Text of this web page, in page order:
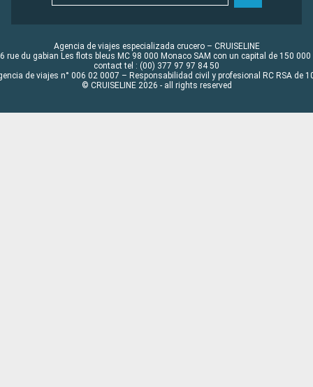
Agencia de viajes especializada crucero – CRUISELINE
rue du gabian Les flots bleus MC 98 000 Monaco SAM con un capital de 150 000
contact tel : (00) 377 97 97 84 50
de viajes n° 006 02 0007 – Responsabilidad civil y profesional RC RSA de
© CRUISELINE 2026 - all rights reserved